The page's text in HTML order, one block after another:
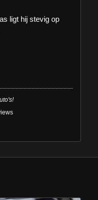
ligt hij stevig op